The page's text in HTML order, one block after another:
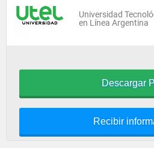
Universidad
en Línea Argentina
Descargar
Recibir